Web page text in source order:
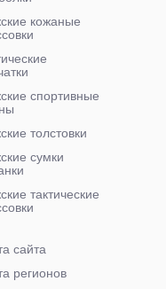
кожаные
спортивные
толстовки
сумки
тактические
сайта
регионов